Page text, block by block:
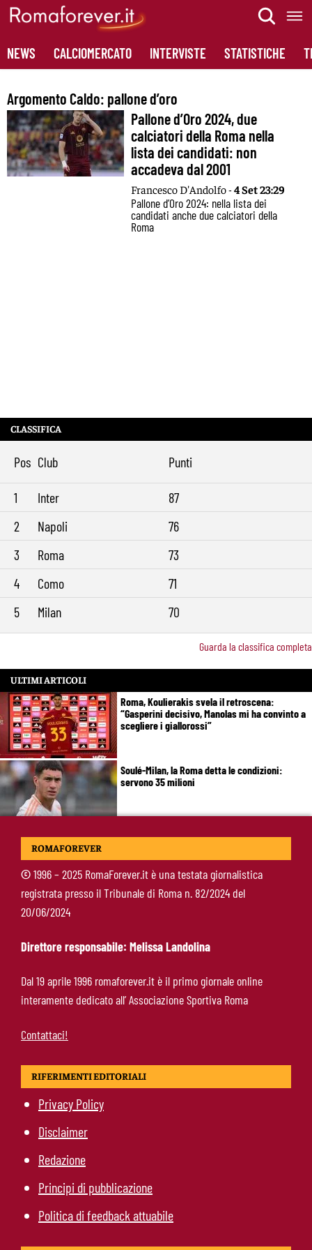
Skip
content
NEWS CALCIOMERCATO INTERVISTE STATISTICHE
Argomento Caldo: pallone d’oro
Pallone d’Oro 2024, due
calciatori della Roma nella
lista dei candidati: non
accadeva dal 2001
Francesco D'Andolfo -4 Set 23:29
Pallone d’Oro 2024: nella lista dei
candidati anche due calciatori della
Roma
CLASSIFICA
Pos Club Punti
1 Inter
87
2
Napoli
76
3
Roma
73
4
Como
71
5
Milan 70
Guarda la classifica completa
ULTIMI ARTICOLI
Roma, Koulierakis svela il retroscena:
“Gasperini decisivo, Manolas mi ha convinto a
scegliere i giallorossi”
Soulé-Milan, la Roma detta le condizioni:
servono 35 milioni
Koulierakis-Roma, impatto immediato: gol e
Calciomercato Roma, scout a Praga per
Fofana: il prezzo fissato dal Lione
ROMAFOREVER
©1996 – 2025 RomaForever.it è una testata giornalistica
registrata presso il Tribunale di Roma n. 82/2024 del
20/06/2024
Direttore responsabile: Melissa Landolina
Dal 19 aprile 1996 romaforever.it è il primo giornale online
interamente dedicato all’ Associazione Sportiva Roma
Contattaci!
RIFERIMENTI EDITORIALI
Privacy Policy
Disclaimer
Redazione
Principi di pubblicazione
Politica di feedback attuabile